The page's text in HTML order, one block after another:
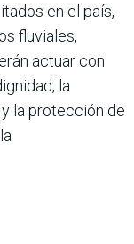
en el país,
fluviales,
actuar con
la
la protección de